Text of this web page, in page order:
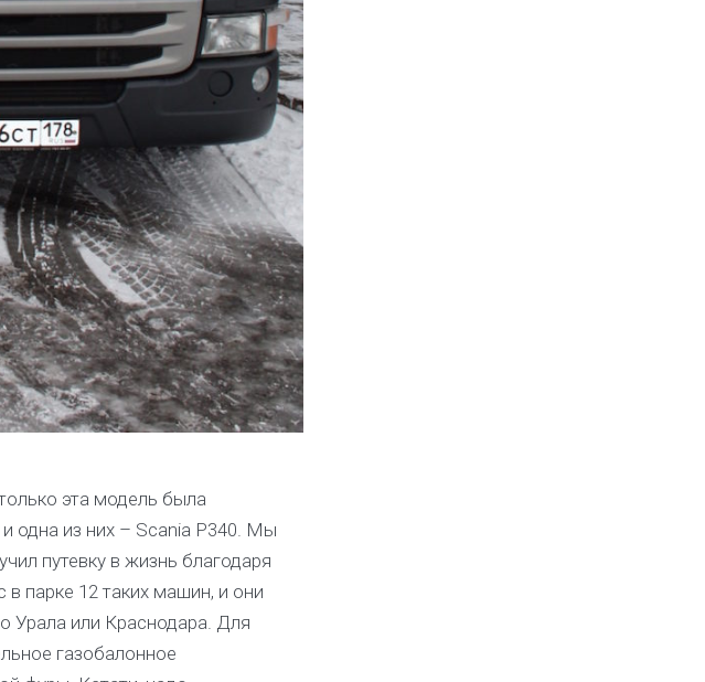
эта модель была
одна из них – Scania P340. Мы
путевку в жизнь благодаря
парке 12 таких машин, и они
Урала или Краснодара. Для
газобалонное